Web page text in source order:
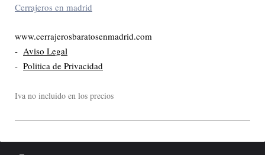
Cerrajeros en madrid
www.cerrajerosbaratosenmadrid.com
- Aviso Legal
- Politica de Privacidad
Iva no incluido en los precios